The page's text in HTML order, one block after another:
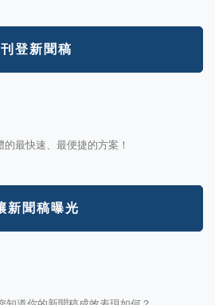
刊登新聞稿
最快速、最便捷的方案！
新聞稿曝光